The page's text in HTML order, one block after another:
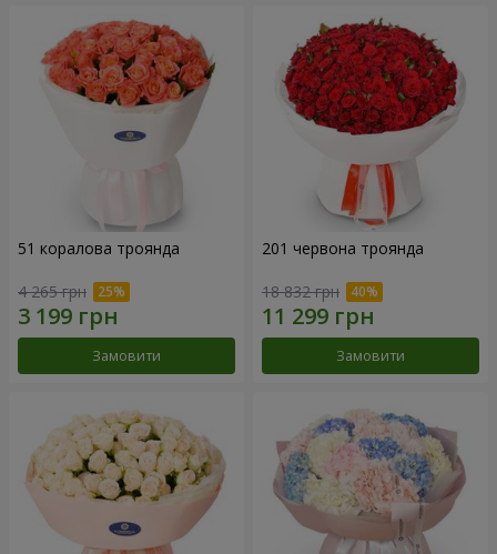
51 коралова троянда
4 265 грн
Замовити
201 червона троянда
18 832 грн
Замовити